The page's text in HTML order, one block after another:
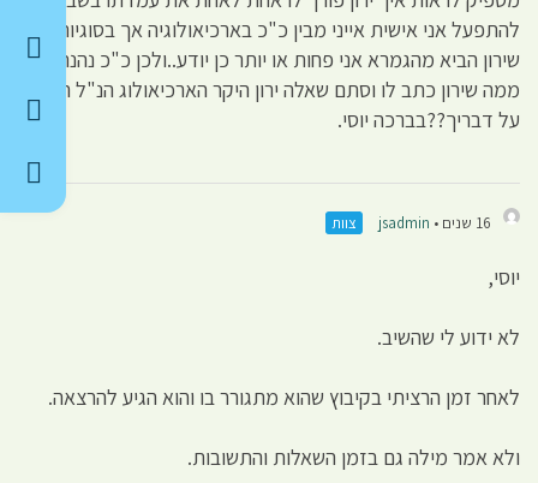
להתפעל אני אישית אייני מבין כ"כ בארכיאולוגיה אך בסוגיות
שירון הביא מהגמרא אני פחות או יותר כן יודע..ולכן כ"כ נהנתי
ממה שירון כתב לו וסתם שאלה ירון היקר הארכיאולוג הנ"ל השיב
על דבריך??בברכה יוסי.
16 שנים • jsadmin צוות
יוסי,
לא ידוע לי שהשיב.
לאחר זמן הרציתי בקיבוץ שהוא מתגורר בו והוא הגיע להרצאה.
ולא אמר מילה גם בזמן השאלות והתשובות.